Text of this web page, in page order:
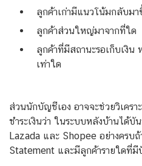
ลูกค้าเก่ามีแนวโน้มกลับม
ลูกค้าส่วนใหญ่มาจากที่ใด
ลูกค้าที่มีสถานะรอเก็บเงิน
เท่าใด
ส่วนนักบัญชีเอง อาจจะช่วยวิเครา
ชำระเงินว่า ในระบบหลังบ้านได้บั
Lazada และ Shopee อย่างครบ
Statement และมีลูกค้ารายใดที่มี